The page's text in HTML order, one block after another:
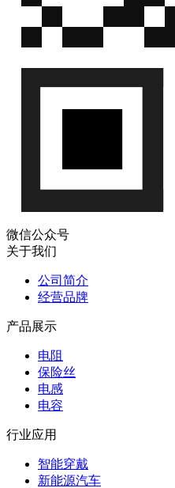
微信公众号
关于我们
公司简介
经营品牌
产品展示
电阻
保险丝
电感
电容
行业应用
智能穿戴
新能源汽车